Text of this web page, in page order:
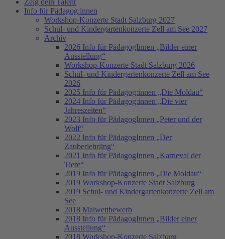
Zeig dein Talent
Info für Pädagog:innen
Workshop-Konzerte Stadt Salzburg 2027
Schul- und Kindergartenkonzerte Zell am See 2027
Archiv
2026 Info für PädagogInnen „Bilder einer
Ausstellung“
Workshop-Konzerte Stadt Salzburg 2026
Schul- und Kindergartenkonzerte Zell am See
2026
2025 Info für Pädagog:innen „Die Moldau“
2024 Info für Pädagog:innen „Die vier
Jahreszeiten“
2023 Info für PädagogInnen „Peter und der
Wolf“
2022 Info für PädagogInnen „Der
Zauberlehrling“
2021 Info für PädagogInnen „Karneval der
Tiere“
2019 Info für PädagogInnen „Die Moldau“
2019 Workshop-Konzerte Stadt Salzburg
2019 Schul- und Kindergartenkonzerte Zell am
See
2018 Malwettbewerb
2018 Info für PädagogInnen „Bilder einer
Ausstellung“
2018 Workshop-Konzerte Salzburg